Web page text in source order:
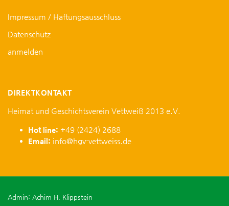
Impressum / Haftungsausschluss
Datenschutz
anmelden
DIREKTKONTAKT
Heimat und Geschichtsverein Vettweiß 2013 e.V.
Hot line: +49 (2424) 2688
Email: info@hgv-vettweiss.de
Admin: Achim H. Klippstein